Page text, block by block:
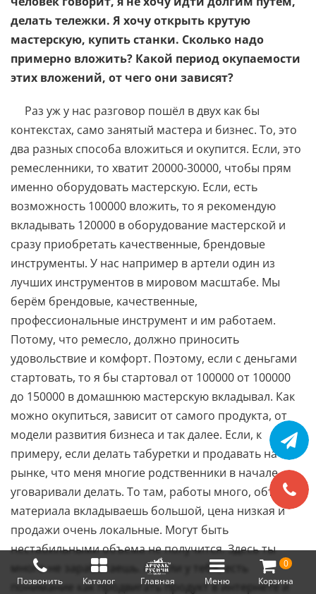
Меню
Позвонить Каталог Главная
0
Корзина
делать тележки. Я хочу открыть крутую
мастерскую, купить станки. Сколько надо
примерно вложить? Какой период окупаемости
этих вложений, от чего они зависят?
Раз уж у нас разговор пошёл в двух как бы
контекстах, само занятый мастера и бизнес. То, это
два разных способа вложиться и окупится. Если, это
ремесленники, то хватит 20000-30000, чтобы прям
именно оборудовать мастерскую. Если, есть
возможность 100000 вложить, то я рекомендую
вкладывать 120000 в оборудование мастерской и
сразу приобретать качественные, брендовые
инструменты. У нас например в артели один из
лучших инструментов в мировом масштабе. Мы
берём брендовые, качественные,
профессиональные инструмент и им работаем.
Потому, что ремесло, должно приносить
удовольствие и комфорт. Поэтому, если с деньгами
стартовать, то я бы стартовал от 100000 от 100000
до 150000 в домашнюю мастерскую вкладывал. Как
можно окупиться, зависит от самого продукта, от
модели развития бизнеса и так далее. Если, к
примеру, если делать табуретки и продавать на
рынке, что меня многие родственники в начале
уговаривали делать. То там, работы много, объем
материала вкладываешь большой, цена низкая и
продажи очень локальные. Могут быть
нестабильными объема не получится. Здесь ты
много не заработаешь. А, если у тебя, есть
понимание как продвигать продукт в интернете и